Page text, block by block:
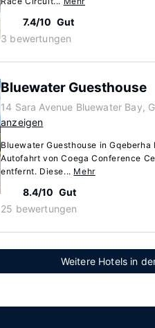
7.4/10 Gut
3 bewertungen
Bluewater Guesthouse
14 Sara Avenue Bluewater Bay,
anzeigen
Bluewater Guesthouse in
Autofahrt von Coega Conference
entfernt. Diese... Mehr
8.4/10 Gut
25 bewertungen
Weitere Hotels in